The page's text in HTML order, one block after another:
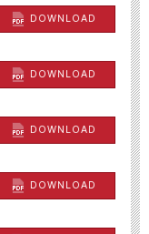
DOWNLOAD
DOWNLOAD
DOWNLOAD
DOWNLOAD